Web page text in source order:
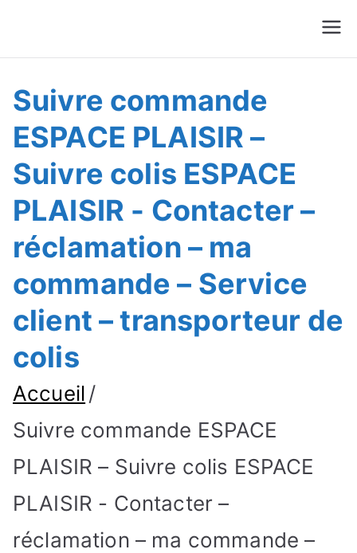
Suivre Colis - Suivre
Commande
Suivre commande
ESPACE PLAISIR –
Suivre colis ESPACE
PLAISIR - Contacter –
réclamation – ma
commande – Service
client – transporteur de
colis
Accueil
Suivre commande ESPACE
PLAISIR – Suivre colis ESPACE
PLAISIR - Contacter –
réclamation – ma commande –